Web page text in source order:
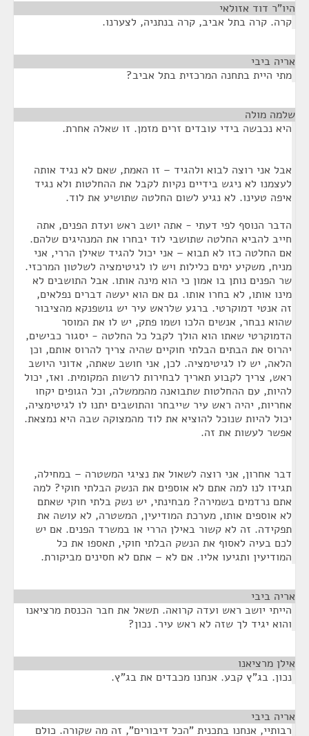
היו"ר דוד אזולאי
קרה. קרה בתל אביב, קרה בנתניה, לצערנו.
אריה ביבי
מתי היית בתחנה המרכזית בתל אביב?
שלמה מולה
היא נכבשה בידי עובדים זרים מזמן. זו שאלה אחרת.
אבל אני רוצה לבוא ולהגיד – זו האמת, שאם לא נגיד אותה
לעצמנו לא ניגש בידיים נקיות לקבל את ההחלטות ולא נגיד
איפה טעינו. לא נגיע לשום החלטה שתושיע את לוד.
הדבר הנוסף לפי דעתי - אתה יושב ראש ועדת הפנים, אתה
חייב להביא החלטה שתושבי לוד יבחרו את המנהיגים שלהם.
אם החלטה כזו לא תבוא – אני יכול להגיד שאילן הררי, אני
מניח, משקיע ימים כלילות ויש לו לגיטימציה לשלטון המרכזי.
שר הפנים נותן בו אמון כי הוא מינה אותו. אבל התושבים לא
מינו אותו, לא בחרו אותו. גם אם הוא יעשה דברים נפלאים,
זה אנטי דמוקרטי. ברגע שלראש עיר יש גושפנקא מהציבור
שהוא נבחר, אנשים הלכו ושמו פתק, יש לו את המוסר
הדמוקרטי שאתו הוא הולך לקבל כל החלטה - יסגור כבישים,
יהרוס את הבתים הבלתי חוקיים שהיה צריך להרוס אותם, וכן
הלאה, יש לו לגיטימציה. לכן, אני חושב שאתה, אדוני היושב
ראש, צריך לקבוע תאריך לבחירות לרשות המקומית. ואז, יכול
להיות, עם ההחלטות שתבואנה מהממשלה, וכל הגופים יקחו
אחריות, יהיה ראש עיר שייבחר והתושבים יתנו לו לגיטימציה,
יכול להיות שנוכל להוציא את לוד מהמצוקה שבה היא נמצאת.
אפשר לעשות את זה.
דבר אחרון, אני רוצה לשאול את נציגי המשטרה – במחילה,
תגידו לנו למה אתם לא אוספים את הנשק הבלתי חוקי? למה
אתם נרדמים בשמירה? מבחינתי, יש נשק בלתי חוקי שאתם
לא אוספים אותו, מערכת המודיעין, המשטרה, לא עושה את
תפקידה. זה לא קשור באילן הררי או במשרד הפנים. אם יש
לכם בעיה לאסוף את הנשק הבלתי חוקי, תאספו את כל
המודיעין ותגיעו אליו. אם לא – אתם לא חסינים מביקורת.
אריה ביבי
הייתי יושב ראש ועדה קרואה. תשאל את חבר הכנסת מרציאנו
והוא יגיד לך שזה לא ראש עיר. נכון?
אילן מרציאנו
נכון. בג"ץ קבע. אנחנו מכבדים את בג"ץ.
אריה ביבי
רבותיי, אנחנו בתכנית "הכל דיבורים", זה מה שקורה. כולם